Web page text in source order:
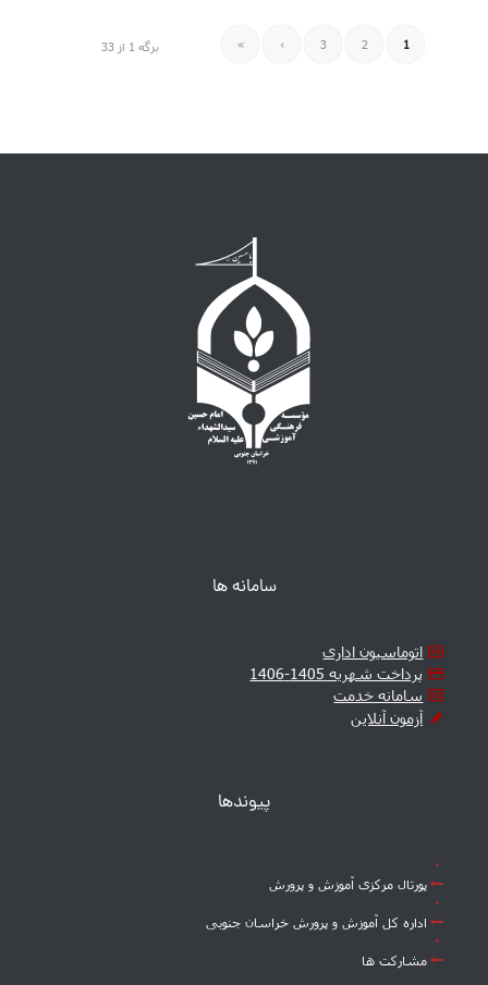
برگه 1 از 33 1
2
3
›
»
سامانه ها
اتوماسیون اداری
پرداخت شهریه 1405-1406
سامانه خدمت
آزمون آنلاین
پیوندها
پورتال مرکزی آموزش و پرورش
اداره کل آموزش و پرورش خراسان جنوبی
مشارکت ها